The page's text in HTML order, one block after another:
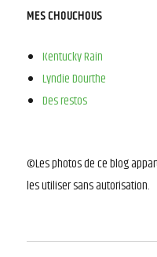
MES CHOUCHOUS
Kentucky Rain
Lyndie Dourthe
Des restos
©Les photos de ce blog
les utiliser sans autorisation.